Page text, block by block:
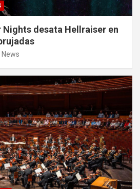
desata Hellraiser en
News